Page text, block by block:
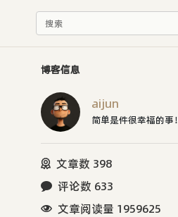
博客信息
aijun
简单是件很幸福的事！
文章数 398
评论数 633
文章阅读量 1959625